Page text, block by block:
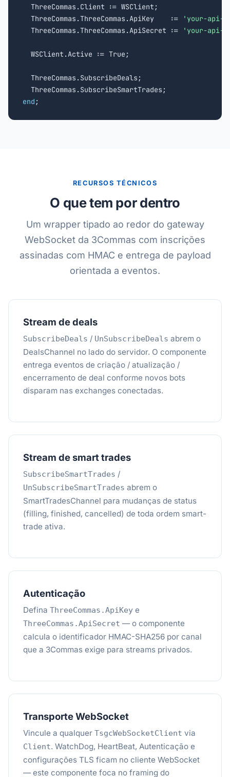
  ThreeCommas.Client := WSClient;
  ThreeCommas.ThreeCommas.ApiKey    :=
'your-api-
  ThreeCommas.ThreeCommas.ApiSecret :=
'your-api-
  WSClient.Active := True;
  ThreeCommas.SubscribeDeals;
end ;
RECURSOS TÉCNICOS
O que tem por dentro
Um wrapper tipado ao redor do gateway
WebSocket da 3Commas com inscrições
assinadas com HMAC e entrega de payload
orientada a eventos.
Stream de deals
SubscribeDeals / UnSubscribeDeals abrem o
DealsChannel no lado do servidor. O componente
entrega eventos de criação / atualização /
encerramento de deal conforme novos bots
disparam nas exchanges conectadas.
Stream de smart trades
SubscribeSmartTrades /
UnSubscribeSmartTrades abrem o
SmartTradesChannel para mudanças de status
(filling, finished, cancelled) de toda ordem smart-
trade ativa.
Autenticação
Defina ThreeCommas.ApiKey e
ThreeCommas.ApiSecret — o componente
calcula o identificador HMAC-SHA256 por canal
que a 3Commas exige para streams privados.
Transporte WebSocket
Vincule a qualquer TsgcWebSocketClient via
Client. WatchDog, HeartBeat, Autenticação e
configurações TLS ficam no cliente WebSocket
— este componente foca no framing do